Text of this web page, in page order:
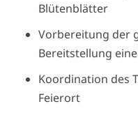
Blütenblätter
Vorbereitung der
Bereitstellung
Koordination des
Feierort